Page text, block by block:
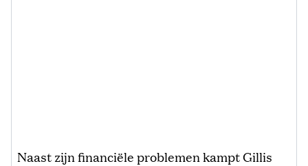
Naast zijn financiële problemen kampt Gillis